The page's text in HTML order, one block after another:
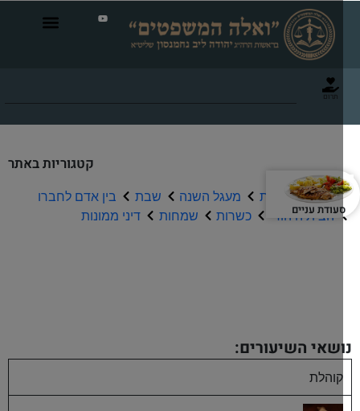
קטגוריות באתר
תפילה וברכות מעגל השנה שבת
בין אדם לחברו
הבית היהודי
כשרות שמחות דיני ממונות
השיעורים:
קוהלת
עניים